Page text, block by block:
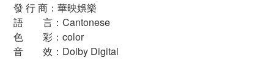
發 行 商：華映娛樂
語 言：Cantonese
色 彩：color
音 效：Dolby Digital